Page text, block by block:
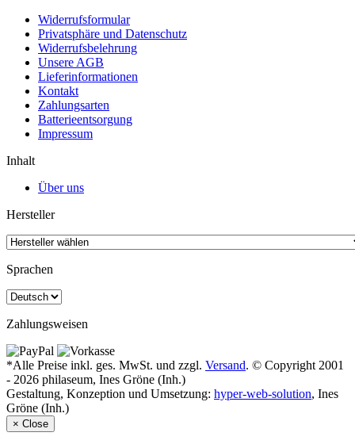
Widerrufsformular
Privatsphäre und Datenschutz
Widerrufsbelehrung
Unsere AGB
Lieferinformationen
Kontakt
Zahlungsarten
Batterieentsorgung
Impressum
Inhalt
Über uns
Hersteller
Sprachen
Zahlungsweisen
*Alle Preise inkl. ges. MwSt. und zzgl. Versand. © Copyright 2001
- 2026 philaseum, Ines Gröne (Inh.)
Gestaltung, Konzeption und Umsetzung: hyper-web-solution, Ines
Gröne (Inh.)
× Close